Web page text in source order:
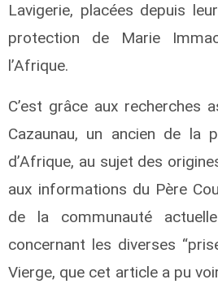
Lavigerie, placées depuis
protection de Marie
l’Afrique.
C’est grâce aux recherches
Cazaunau, un ancien de la
d’Afrique, au sujet des
aux informations du Père
de la communauté
concernant les diverses
Vierge, que cet article a pu